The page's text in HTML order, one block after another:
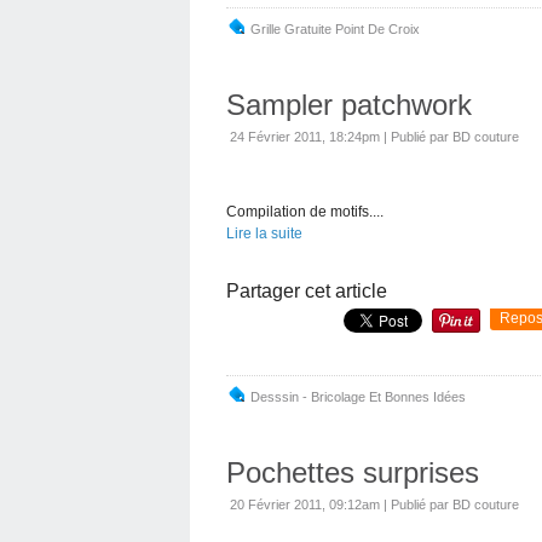
Grille Gratuite Point De Croix
Sampler patchwork
24 Février 2011, 18:24pm | Publié par BD couture
Compilation de motifs....
Lire la suite
Partager cet article
Desssin - Bricolage Et Bonnes Idées
Pochettes surprises
20 Février 2011, 09:12am | Publié par BD couture